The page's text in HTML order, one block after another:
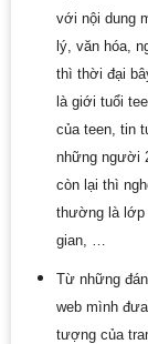
với nội dung
lý, văn hóa,
thì thời đại
là giới tuổi
của teen, tin
những người
còn lại thì
thường là lớp
gian, …
Từ những
web mình
tượng của